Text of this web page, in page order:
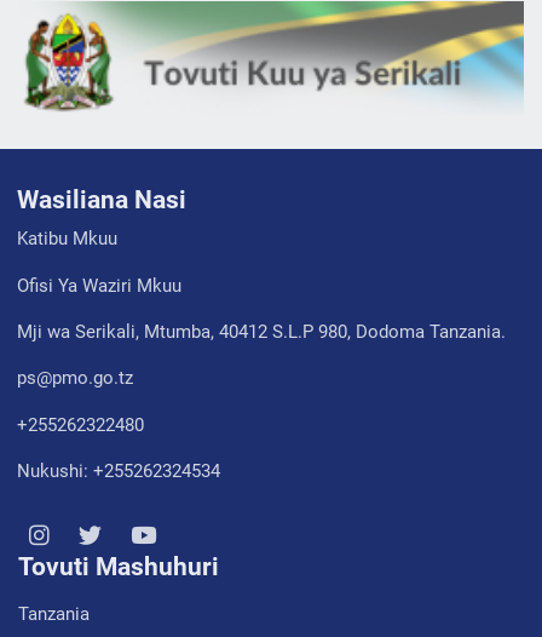
Wasiliana Nasi
Katibu Mkuu
Ofisi Ya Waziri Mkuu
Mji wa Serikali, Mtumba, 40412 S.L.P 980, Dodoma Tanzania.
ps@pmo.go.tz
+255262322480
Nukushi: +255262324534
Tovuti Mashuhuri
Tanzania